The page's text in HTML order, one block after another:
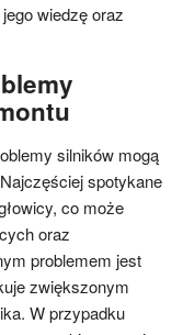
wiedzę oraz
silników mogą
spotykane
co może
oraz
problemem jest
zwiększonym
W przypadku